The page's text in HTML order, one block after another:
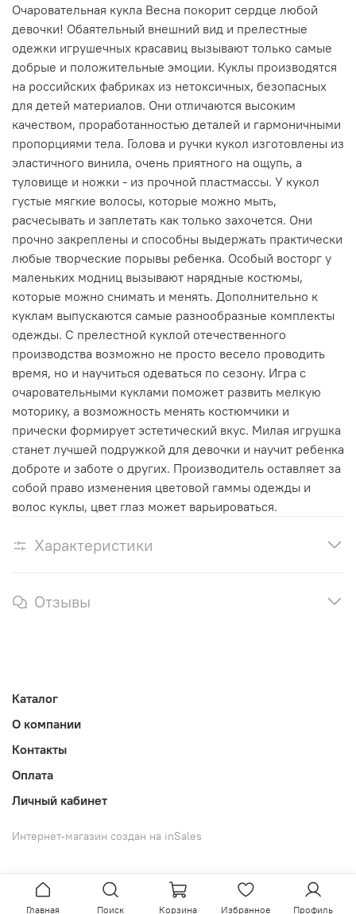
Очаровательная кукла Весна покорит сердце любой
девочки! Обаятельный внешний вид и прелестные
одежки игрушечных красавиц вызывают только самые
добрые и положительные эмоции. Куклы производятся
на российских фабриках из нетоксичных, безопасных
для детей материалов. Они отличаются высоким
качеством, проработанностью деталей и гармоничными
пропорциями тела. Голова и ручки кукол изготовлены из
эластичного винила, очень приятного на ощупь, а
туловище и ножки - из прочной пластмассы. У кукол
густые мягкие волосы, которые можно мыть,
расчесывать и заплетать как только захочется. Они
прочно закреплены и способны выдержать практически
любые творческие порывы ребенка. Особый восторг у
маленьких модниц вызывают нарядные костюмы,
которые можно снимать и менять. Дополнительно к
куклам выпускаются самые разнообразные комплекты
одежды. С прелестной куклой отечественного
производства возможно не просто весело проводить
время, но и научиться одеваться по сезону. Игра с
очаровательными куклами поможет развить мелкую
моторику, а возможность менять костюмчики и
прически формирует эстетический вкус. Милая игрушка
станет лучшей подружкой для девочки и научит ребенка
доброте и заботе о других. Производитель оставляет за
собой право изменения цветовой гаммы одежды и
волос куклы, цвет глаз может варьироваться.
Характеристики
Отзывы
Каталог
О компании
Контакты
Оплата
Личный кабинет
Интернет-магазин создан на inSales
Главная Поиск Корзина Избранное Профиль